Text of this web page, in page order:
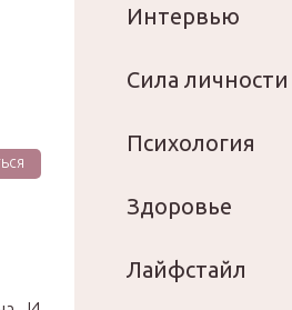
Интервью
Сила личности
Психология
Здоровье
Лайфстайл